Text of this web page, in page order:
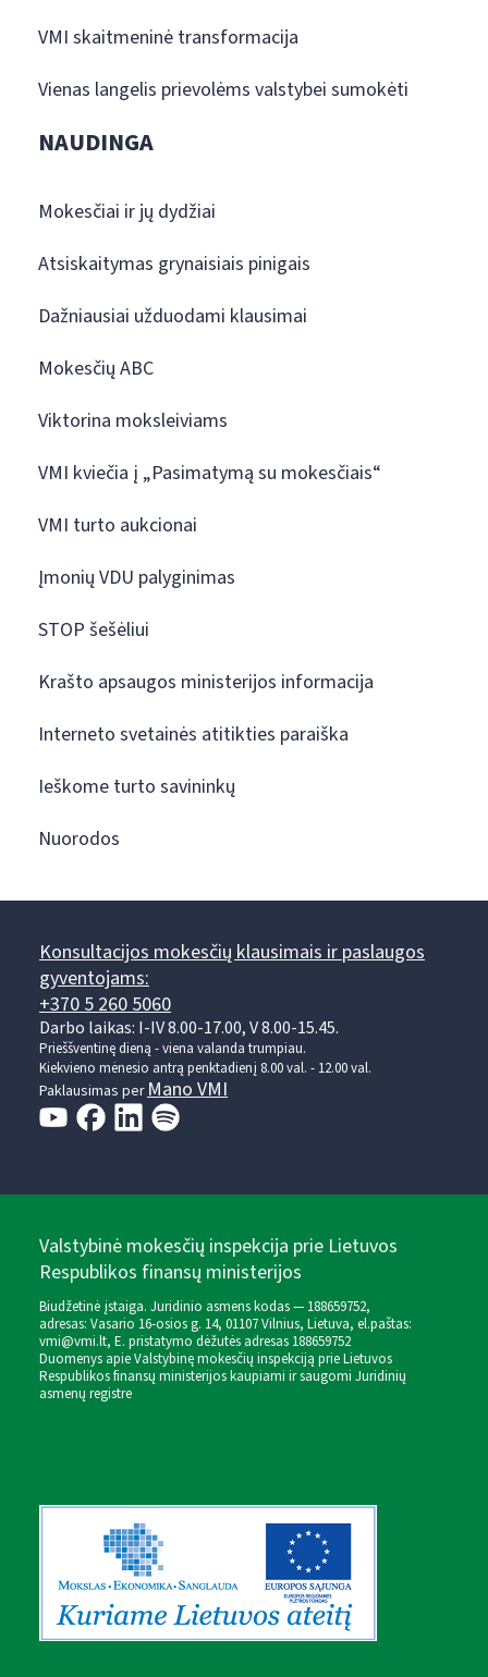
VMI skaitmeninė transformacija
Vienas langelis prievolėms valstybei sumokėti
NAUDINGA
Mokesčiai ir jų dydžiai
Atsiskaitymas grynaisiais pinigais
Dažniausiai užduodami klausimai
Mokesčių ABC
Viktorina moksleiviams
VMI kviečia į „Pasimatymą su mokesčiais“
VMI turto aukcionai
Įmonių VDU palyginimas
STOP šešėliui
Krašto apsaugos ministerijos informacija
Interneto svetainės atitikties paraiška
Ieškome turto savininkų
Nuorodos
Konsultacijos mokesčių klausimais ir paslaugos
gyventojams:
+370 5 260 5060
Darbo laikas: I-IV 8.00-17.00, V 8.00-15.45.
Prieššventinę dieną - viena valanda trumpiau.
Kiekvieno mėnesio antrą penktadienį 8.00 val. - 12.00 val.
Paklausimas perMano VMI
Valstybinė mokesčių inspekcija prie Lietuvos
Respublikos finansų ministerijos
Biudžetinė įstaiga. Juridinio asmens kodas — 188659752,
adresas: Vasario 16-osios g. 14, 01107 Vilnius, Lietuva, el.paštas:
vmi@vmi.lt, E. pristatymo dėžutės adresas 188659752
Duomenys apie Valstybinę mokesčių inspekciją prie Lietuvos
Respublikos finansų ministerijos kaupiami ir saugomi Juridinių
asmenų registre